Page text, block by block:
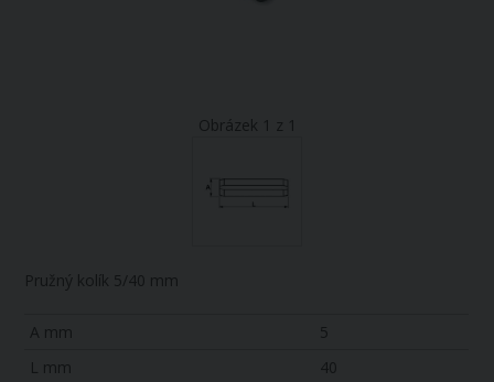
Obrázek 1 z 1
Pružný kolík 5/40 mm
A mm
5
L mm
40